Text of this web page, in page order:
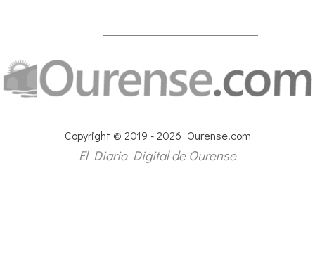
Copyright © 2019 - 2026 Ourense.com
El Diario Digital de Ourense